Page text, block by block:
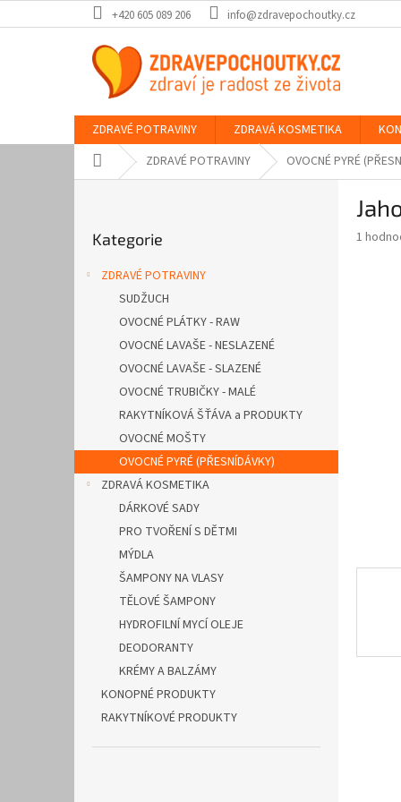
na
+420 605 089 206 info@zdravepochoutky.cz
ZDRAVÉ POTRAVINY ZDRAVÁ KOSMETIKA
Domů ZDRAVÉ POTRAVINY OVOCNÉ PYRÉ
l
kategorie
Kategorie
ZDRAVÉ POTRAVINY
SUDŽUCH
OVOCNÉ PLÁTKY - RAW
OVOCNÉ LAVAŠE - NESLAZENÉ
OVOCNÉ LAVAŠE - SLAZENÉ
OVOCNÉ TRUBIČKY - MALÉ
RAKYTNÍKOVÁ ŠŤÁVA a PRODUKTY
OVOCNÉ MOŠTY
OVOCNÉ PYRÉ (PŘESNÍDÁVKY)
ZDRAVÁ KOSMETIKA
DÁRKOVÉ SADY
PRO TVOŘENÍ S DĚTMI
MÝDLA
ŠAMPONY NA VLASY
TĚLOVÉ ŠAMPONY
HYDROFILNÍ MYCÍ OLEJE
DEODORANTY
KRÉMY A BALZÁMY
KONOPNÉ PRODUKTY
RAKYTNÍKOVÉ PRODUKTY
1